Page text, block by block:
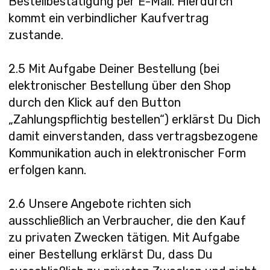
kommt ein verbindlicher Kaufvertrag
zustande.
2.5 Mit Aufgabe Deiner Bestellung (bei
elektronischer Bestellung über den Shop
durch den Klick auf den Button
„Zahlungspflichtig bestellen“) erklärst Du Dich
damit einverstanden, dass vertragsbezogene
Kommunikation auch in elektronischer Form
erfolgen kann.
2.6 Unsere Angebote richten sich
ausschließlich an Verbraucher, die den Kauf
zu privaten Zwecken tätigen. Mit Aufgabe
einer Bestellung erklärst Du, dass Du